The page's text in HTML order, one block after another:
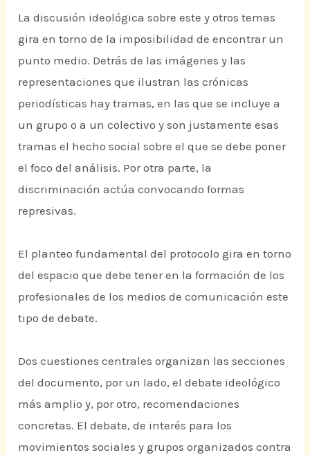
La discusión ideológica sobre este y otros temas
gira en torno de la imposibilidad de encontrar un
punto medio. Detrás de las imágenes y las
representaciones que ilustran las crónicas
periodísticas hay tramas, en las que se incluye a
un grupo o a un colectivo y son justamente esas
tramas el hecho social sobre el que se debe poner
el foco del análisis. Por otra parte, la
discriminación actúa convocando formas
represivas.
El planteo fundamental del protocolo gira en torno
del espacio que debe tener en la formación de los
profesionales de los medios de comunicación este
tipo de debate.
Dos cuestiones centrales organizan las secciones
del documento, por un lado, el debate ideológico
más amplio y, por otro, recomendaciones
concretas. El debate, de interés para los
movimientos sociales y grupos organizados contra